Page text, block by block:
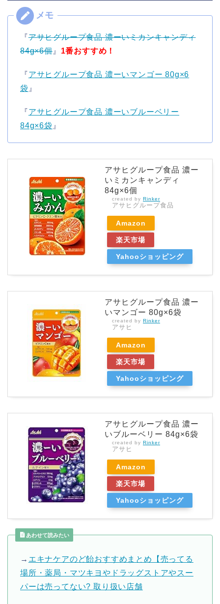
『アサヒグループ食品 濃ーいミカンキャンディ
84g×6個』 1番おすすめ！
『アサヒグループ食品 濃ーいマンゴー 80g×6
袋 』
『アサヒグループ食品 濃ーいブルーベリー
84g×6袋 』
アサヒグループ食品 濃ー
いミカンキャンディ
84g×6個
created by Rinker
アサヒグループ食品
Amazon
楽天市場
Yahooショッピング
アサヒグループ食品 濃ー
いマンゴー 80g×6袋
created by Rinker
アサヒ
Amazon
楽天市場
Yahooショッピング
アサヒグループ食品 濃ー
いブルーベリー 84g×6袋
created by Rinker
アサヒ
Amazon
楽天市場
Yahooショッピング
あわせて読みたい
→ エキナケアのど飴おすすめまとめ【売ってる
場所・薬局・マツキヨやドラッグストアやスー
パーは売ってない? 取り扱い店舗